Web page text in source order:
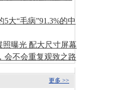
大“毛病”91.3%的中
照曝光 配大尺寸屏幕
会不会重复观致之路
更多 >>